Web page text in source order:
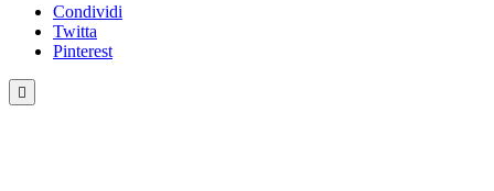
Condividi
Twitta
Pinterest
